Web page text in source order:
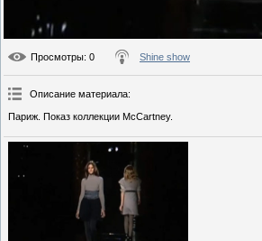
Просмотры: 0 Shine show
Описание материала:
Париж. Показ коллекции McCartney.